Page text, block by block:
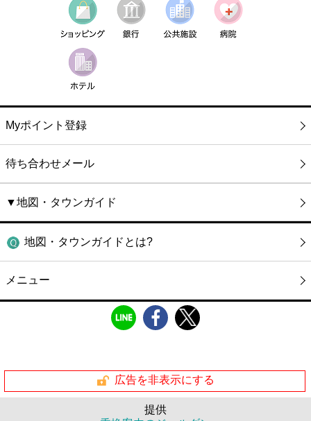
Myポイント登録
待ち合わせメール
▼地図・タウンガイド
地図・タウンガイドとは?
メニュー
広告を非表示にする
提供